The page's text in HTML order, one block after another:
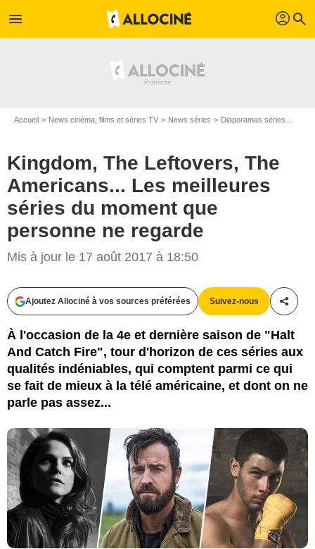
menu profil search
Accueil News cinéma, films et séries TV News séries Diaporamas séries
Kingdom, The Leftovers, The
Americans... Les meilleures
séries du moment que
personne ne regarde
Mis à jour le 17 août 2017 à 18:50
Ajoutez Allociné à vos sources préférées Suivez-nous
À l'occasion de la 4e et dernière saison de "Halt
And Catch Fire", tour d'horizon de ces séries aux
qualités indéniables, qui comptent parmi ce qui
se fait de mieux à la télé américaine, et dont on ne
parle pas assez...
FX / HBO / Audience Network